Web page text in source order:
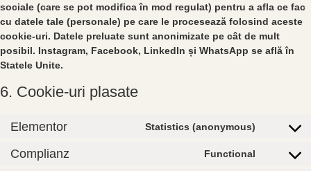
sociale (care se pot modifica în mod regulat) pentru a afla ce fac
cu datele tale (personale) pe care le procesează folosind aceste
cookie-uri. Datele preluate sunt anonimizate pe cât de mult
posibil. Instagram, Facebook, LinkedIn și WhatsApp se află în
Statele Unite.
6. Cookie-uri plasate
Elementor Statistics (anonymous)
Complianz Functional